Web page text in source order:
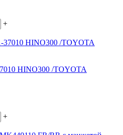
+
HINO300 /TOYOTA
+